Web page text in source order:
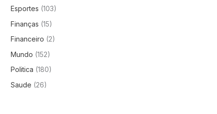
Esportes (103)
Finanças (15)
Financeiro (2)
Mundo (152)
Politica (180)
Saude (26)